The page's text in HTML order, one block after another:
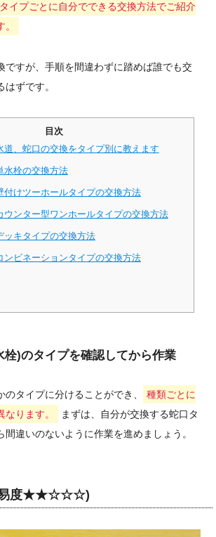
イプごとに自分でできる交換方法でご紹介
ですが、手順を間違わずに踏めば誰でも交
ずです。
道、蛇口の交換をタイプ別に教えます
水栓の交換方法
付けツーホールタイプの交換方法
ウンター型ワンホールタイプの交換方法
ッキタイプの交換方法
ンビネーションタイプの交換方法
栓)のタイプを確認してから作業
タイプに分けることができ、
種類ごとに
ります。
まずは、自分が交換する蛇口タ
間違いのないように作業を進めましょう。
易度★★☆☆☆)